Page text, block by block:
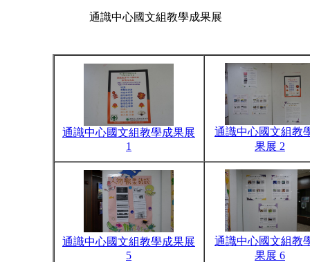
通識中心國文組教學成果展
通識中心國文組教學成果展
1
通識中心國文組教
果展 2
通識中心國文組教學成果展
5
通識中心國文組教
果展 6